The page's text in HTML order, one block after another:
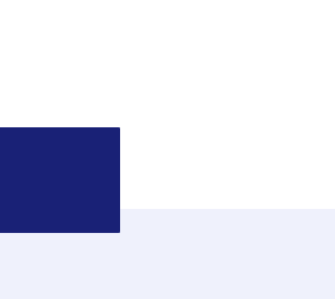
Hoym